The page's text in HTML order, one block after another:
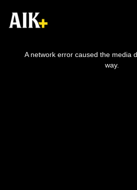
A network error caused the media
way.